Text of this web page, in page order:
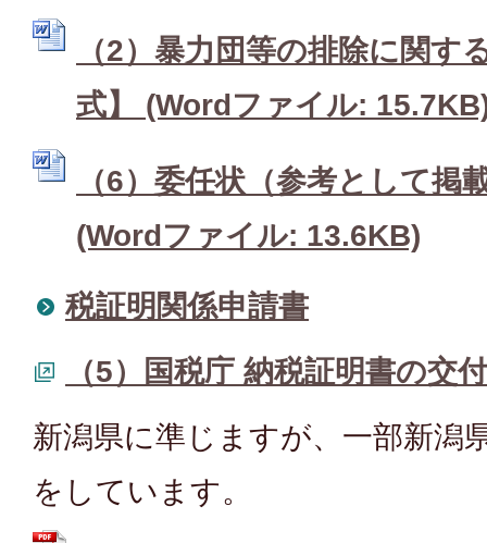
（2）暴力団等の排除に関す
式】 (Wordファイル:
（6）委任状（参考として掲
(Wordファイル: 13.6KB)
税証明関係申請書
（5）国税庁 納税証明書の交
新潟県に準じますが、一部新潟
をしています。